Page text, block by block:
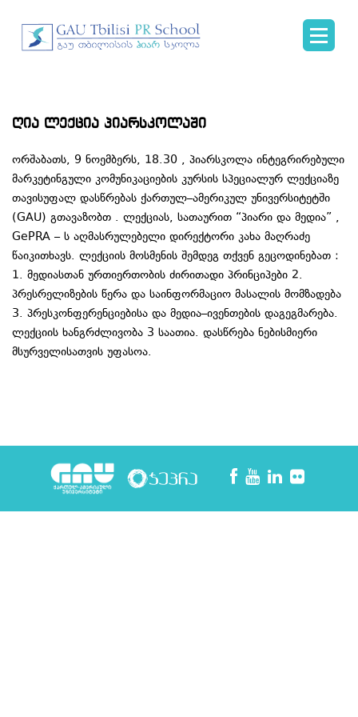
ღია ლექცია პიარსკოლაში
ორშაბათს, 9 ნოემბერს, 18.30 , პიარსკოლა ინტეგრირებული
მარკეტინგული კომუნიკაციების კურსის სპეციალურ ლექციაზე
თავისუფალ დასწრებას ქართულ–ამერიკულ უნივერსიტეტში
(GAU) გთავაზობთ . ლექციას, სათაურით “პიარი და მედია” ,
GePRA – ს აღმასრულებელი დირექტორი კახა მაღრაძე
წაიკითხავს. ლექციის მოსმენის შემდეგ თქვენ გეცოდინებათ :
1. მედიასთან ურთიერთობის ძირითადი პრინციპები 2.
პრესრელიზების წერა და საინფორმაციო მასალის მომზადება
3. პრესკონფერენციებისა და მედია–ივენთების დაგეგმარება.
ლექციის ხანგრძლივობა 3 საათია. დასწრება ნებისმიერი
მსურველისათვის უფასოა.